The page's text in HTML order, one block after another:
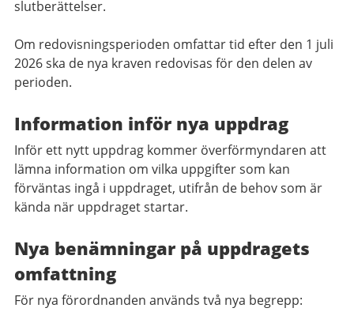
slutberättelser.
Om redovisningsperioden omfattar tid efter den 1 juli
2026 ska de nya kraven redovisas för den delen av
perioden.
Information inför nya uppdrag
Inför ett nytt uppdrag kommer överförmyndaren att
lämna information om vilka uppgifter som kan
förväntas ingå i uppdraget, utifrån de behov som är
kända när uppdraget startar.
Nya benämningar på uppdragets
omfattning
För nya förordnanden används två nya begrepp: